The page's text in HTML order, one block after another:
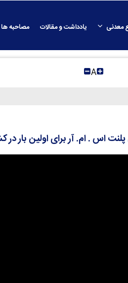
معدنی یادداشت و مقالات مصاحبه ها
A
اس . ام. آر برای اولین بار در